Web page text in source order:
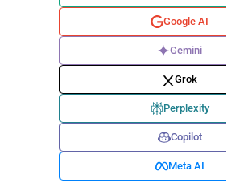
Google AI
Gemini
Grok
Perplexity
Copilot
Meta AI